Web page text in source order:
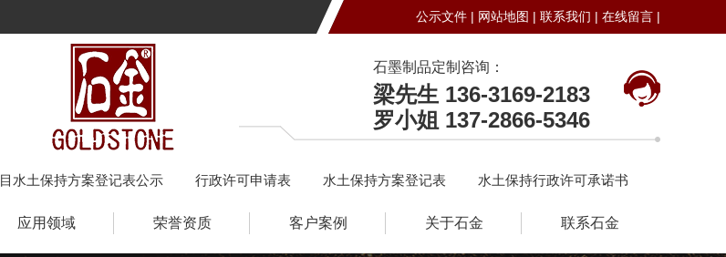
公示文件 | 网站地图 | 联系我们 | 在线留言 |
石墨制品定制咨询：
梁先生 136-3169-2183
罗小姐 137-2866-5346
水土保持行政许可承诺书
水土保持方案登记表
行政许可申请表
水土保持方案登记表公示
应用领域 荣誉资质 客户案例 关于石金 联系石金